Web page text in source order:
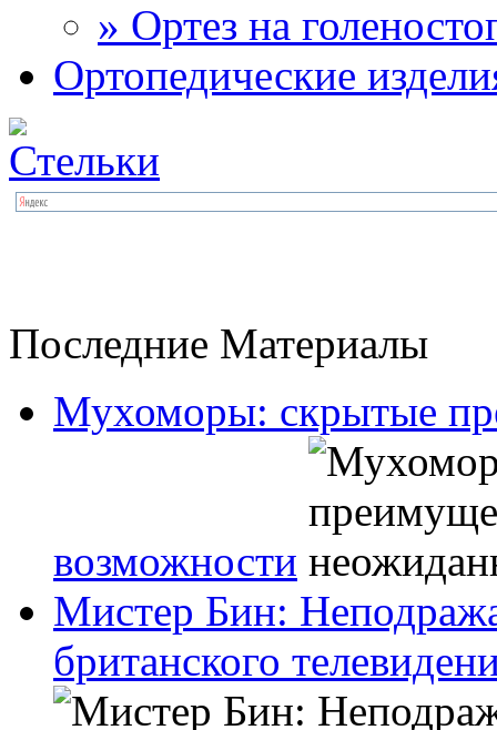
» Ортез на
Ортопедические
Последние Материалы
Мухоморы: скрытые
возможности
Мистер Бин:
британского